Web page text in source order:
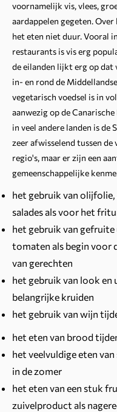
voornamelijk vis, vlees,
aardappelen gegeten. Over
het eten niet duur. Vooral
restaurants is vis erg
de eilanden lijkt erg op dat
in- en rond de
vegetarisch voedsel is in
aanwezig op de
in veel andere landen is de
zeer afwisselend tussen de
regio's, maar er zijn een
gemeenschappelijke
het gebruik van
salades als voor het
het gebruik van gefruite
tomaten als begin voor
van gerechten
het gebruik van look en
belangrijke kruiden
het gebruik van wijn
het eten van brood
het veelvuldige eten van
in de zomer
het eten van een stuk
zuivelproduct als